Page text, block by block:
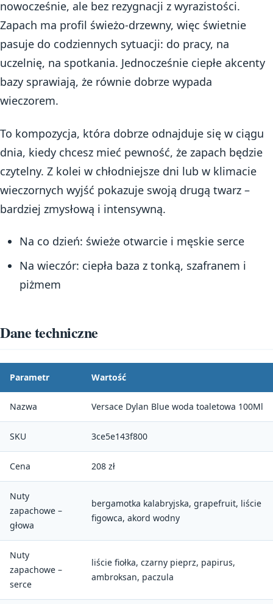
nowocześnie, ale bez rezygnacji z wyrazistości.
Zapach ma profil świeżo-drzewny, więc świetnie
pasuje do codziennych sytuacji: do pracy, na
uczelnię, na spotkania. Jednocześnie ciepłe akcenty
bazy sprawiają, że równie dobrze wypada
wieczorem.
To kompozycja, która dobrze odnajduje się w ciągu
dnia, kiedy chcesz mieć pewność, że zapach będzie
czytelny. Z kolei w chłodniejsze dni lub w klimacie
wieczornych wyjść pokazuje swoją drugą twarz –
bardziej zmysłową i intensywną.
Na co dzień: świeże otwarcie i męskie serce
Na wieczór: ciepła baza z tonką, szafranem i
piżmem
Dane techniczne
Parametr Wartość
Nazwa Versace Dylan Blue woda toaletowa 100Ml
SKU 3ce5e143f800
Cena 208 zł
Nuty
zapachowe –
głowa
bergamotka kalabryjska, grapefruit, liście
figowca, akord wodny
Nuty
zapachowe –
serce
liście fiołka, czarny pieprz, papirus,
ambroksan, paczula